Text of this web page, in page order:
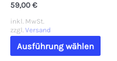
59,00 €
inkl. MwSt.
zzgl. Versand
Ausführung wählen